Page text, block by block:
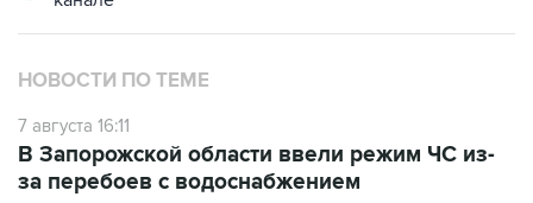
НОВОСТИ ПО ТЕМЕ
7 августа 16:11
за перебоев с водоснабжением